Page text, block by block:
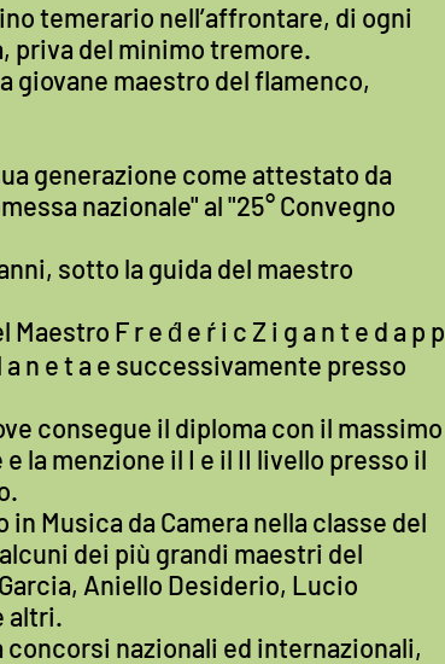
temerario nell’affrontare, di ogni
priva del minimo tremore.
giovane maestro del flamenco,
generazione come attestato da
nazionale" al "25° Convegno
sotto la guida del maestro
F r e d́ e ŕ i c Z i g a n t e d a p p
l a n e t a e successivamente presso
consegue il diploma con il massimo
la menzione il I e il II livello presso il
Musica da Camera nella classe del
dei più grandi maestri del
Aniello Desiderio, Lucio
altri.
nazionali ed internazionali,